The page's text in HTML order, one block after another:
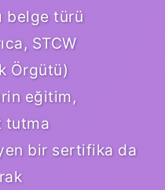
belge türü
STCW
Örgütü)
eğitim,
tutma
bir sertifika da